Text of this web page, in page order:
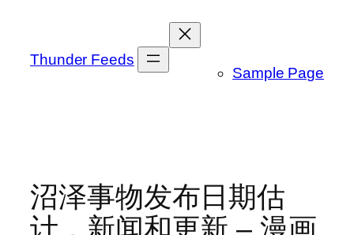
Thunder Feeds
Sample Page
沼泽事物发布日期估
计，新闻和更新 – 漫画